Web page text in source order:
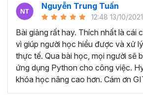
công cụ truyền thống như Excel,
Thành thạo các thao tác và xử lý dữ
Pandas,...
Biết tận dụng thư viện hỗ trợ trong
lý và làm sạch dữ liệu.
Trực quan hóa dữ liệu trong Python
Thành thạo lập trình Python để làm
Nguyễn Trung Tuấn
12:48 13/10/2021
Bài giảng rất hay. Thích nhất là cái
vì giúp người học hiểu được và xử
thực tế. Qua bài học, mọi người sẽ
ứng dụng Python cho công việc.
khóa học nâng cao hơn. Cám ơn